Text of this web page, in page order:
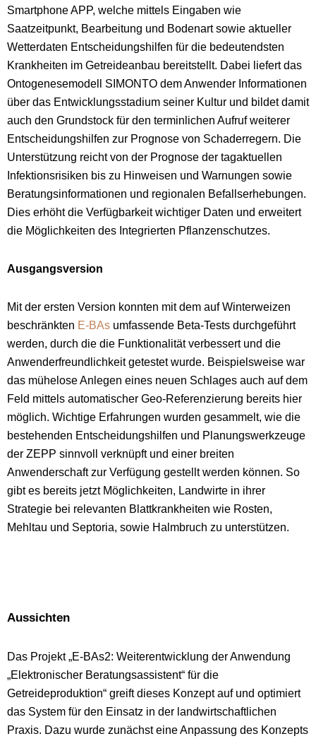
Smartphone APP, welche mittels Eingaben wie
Saatzeitpunkt, Bearbeitung und Bodenart sowie aktueller
Wetterdaten Entscheidungshilfen für die bedeutendsten
Krankheiten im Getreideanbau bereitstellt. Dabei liefert das
Ontogenesemodell SIMONTO dem Anwender Informationen
über das Entwicklungsstadium seiner Kultur und bildet damit
auch den Grundstock für den terminlichen Aufruf weiterer
Entscheidungshilfen zur Prognose von Schaderregern. Die
Unterstützung reicht von der Prognose der tagaktuellen
Infektionsrisiken bis zu Hinweisen und Warnungen sowie
Beratungsinformationen und regionalen Befallserhebungen.
Dies erhöht die Verfügbarkeit wichtiger Daten und erweitert
die Möglichkeiten des Integrierten Pflanzenschutzes.
Ausgangsversion
Mit der ersten Version konnten mit dem auf Winterweizen
beschränkten E-BAs umfassende Beta-Tests durchgeführt
werden, durch die die Funktionalität verbessert und die
Anwenderfreundlichkeit getestet wurde. Beispielsweise war
das mühelose Anlegen eines neuen Schlages auch auf dem
Feld mittels automatischer Geo-Referenzierung bereits hier
möglich. Wichtige Erfahrungen wurden gesammelt, wie die
bestehenden Entscheidungshilfen und Planungswerkzeuge
der ZEPP sinnvoll verknüpft und einer breiten
Anwenderschaft zur Verfügung gestellt werden können. So
gibt es bereits jetzt Möglichkeiten, Landwirte in ihrer
Strategie bei relevanten Blattkrankheiten wie Rosten,
Mehltau und Septoria, sowie Halmbruch zu unterstützen.
Aussichten
Das Projekt „E-BAs2: Weiterentwicklung der Anwendung
„Elektronischer Beratungsassistent“ für die
Getreideproduktion“ greift dieses Konzept auf und optimiert
das System für den Einsatz in der landwirtschaftlichen
Praxis. Dazu wurde zunächst eine Anpassung des Konzepts